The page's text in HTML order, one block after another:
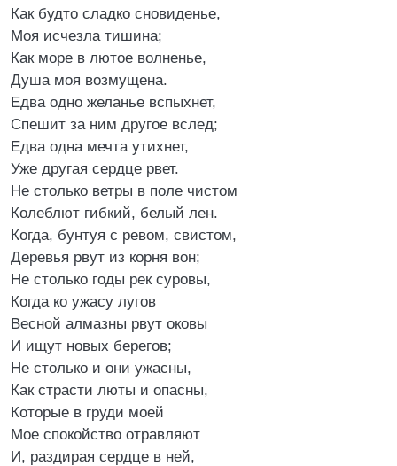
Как будто сладко сновиденье,
Моя исчезла тишина;
Как море в лютое волненье,
Душа моя возмущена.
Едва одно желанье вспыхнет,
Спешит за ним другое вслед;
Едва одна мечта утихнет,
Уже другая сердце рвет.
Не столько ветры в поле чистом
Колеблют гибкий, белый лен.
Когда, бунтуя с ревом, свистом,
Деревья рвут из корня вон;
Не столько годы рек суровы,
Когда ко ужасу лугов
Весной алмазны рвут оковы
И ищут новых берегов;
Не столько и они ужасны,
Как страсти люты и опасны,
Которые в груди моей
Мое спокойство отравляют
И, раздирая сердце в ней,